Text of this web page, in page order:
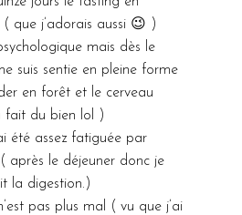
que j’adorais aussi 😉 )
mais dès le
suis sentie en pleine forme
en forêt et le cerveau
fait du bien lol )
été assez fatiguée par
après le déjeuner donc je
la digestion.)
pas plus mal ( vu que j’ai